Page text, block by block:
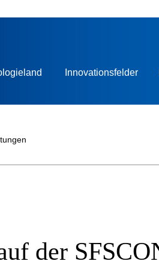
Innovationsfelder
der